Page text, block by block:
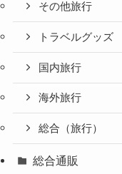
その他旅行
トラベルグッズ
国内旅行
海外旅行
総合（旅行）
総合通販